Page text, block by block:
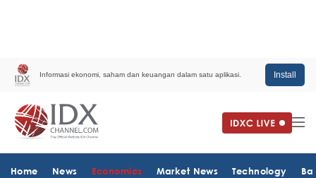
Informasi ekonomi, saham dan keuangan dalam satu aplikasi. Install
Home News Economics Market News Technology